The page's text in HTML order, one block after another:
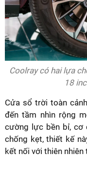
Coolray có hai lựa
18
Cửa sổ trời toàn
đến tầm nhìn rộng
cường lực bền bỉ, cơ
chống kẹt, thiết kế
kết nối với thiên nhiên